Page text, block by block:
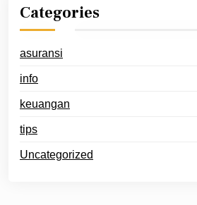
Categories
asuransi
info
keuangan
tips
Uncategorized